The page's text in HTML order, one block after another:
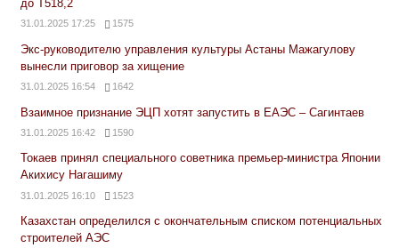
до Т518,2
31.01.2025 17:25 1575
Экс-руководителю управления культуры Астаны Мажагулову
вынесли приговор за хищение
31.01.2025 16:54 1642
Взаимное признание ЭЦП хотят запустить в ЕАЭС – Сагинтаев
31.01.2025 16:42 1590
Токаев принял специального советника премьер-министра Японии
Акихису Нагашиму
31.01.2025 16:10 1523
Казахстан определился с окончательным списком потенциальных
строителей АЭС